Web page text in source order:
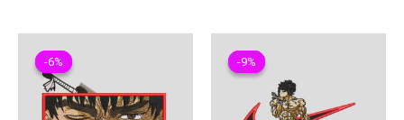
-6%
-6% -9%
-9%